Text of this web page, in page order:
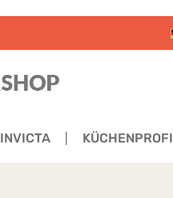
INVICTA KÜCHENPROFI